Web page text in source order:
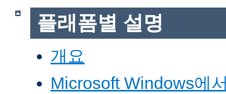
플래폼별 설명
개요
Microsoft Windows에